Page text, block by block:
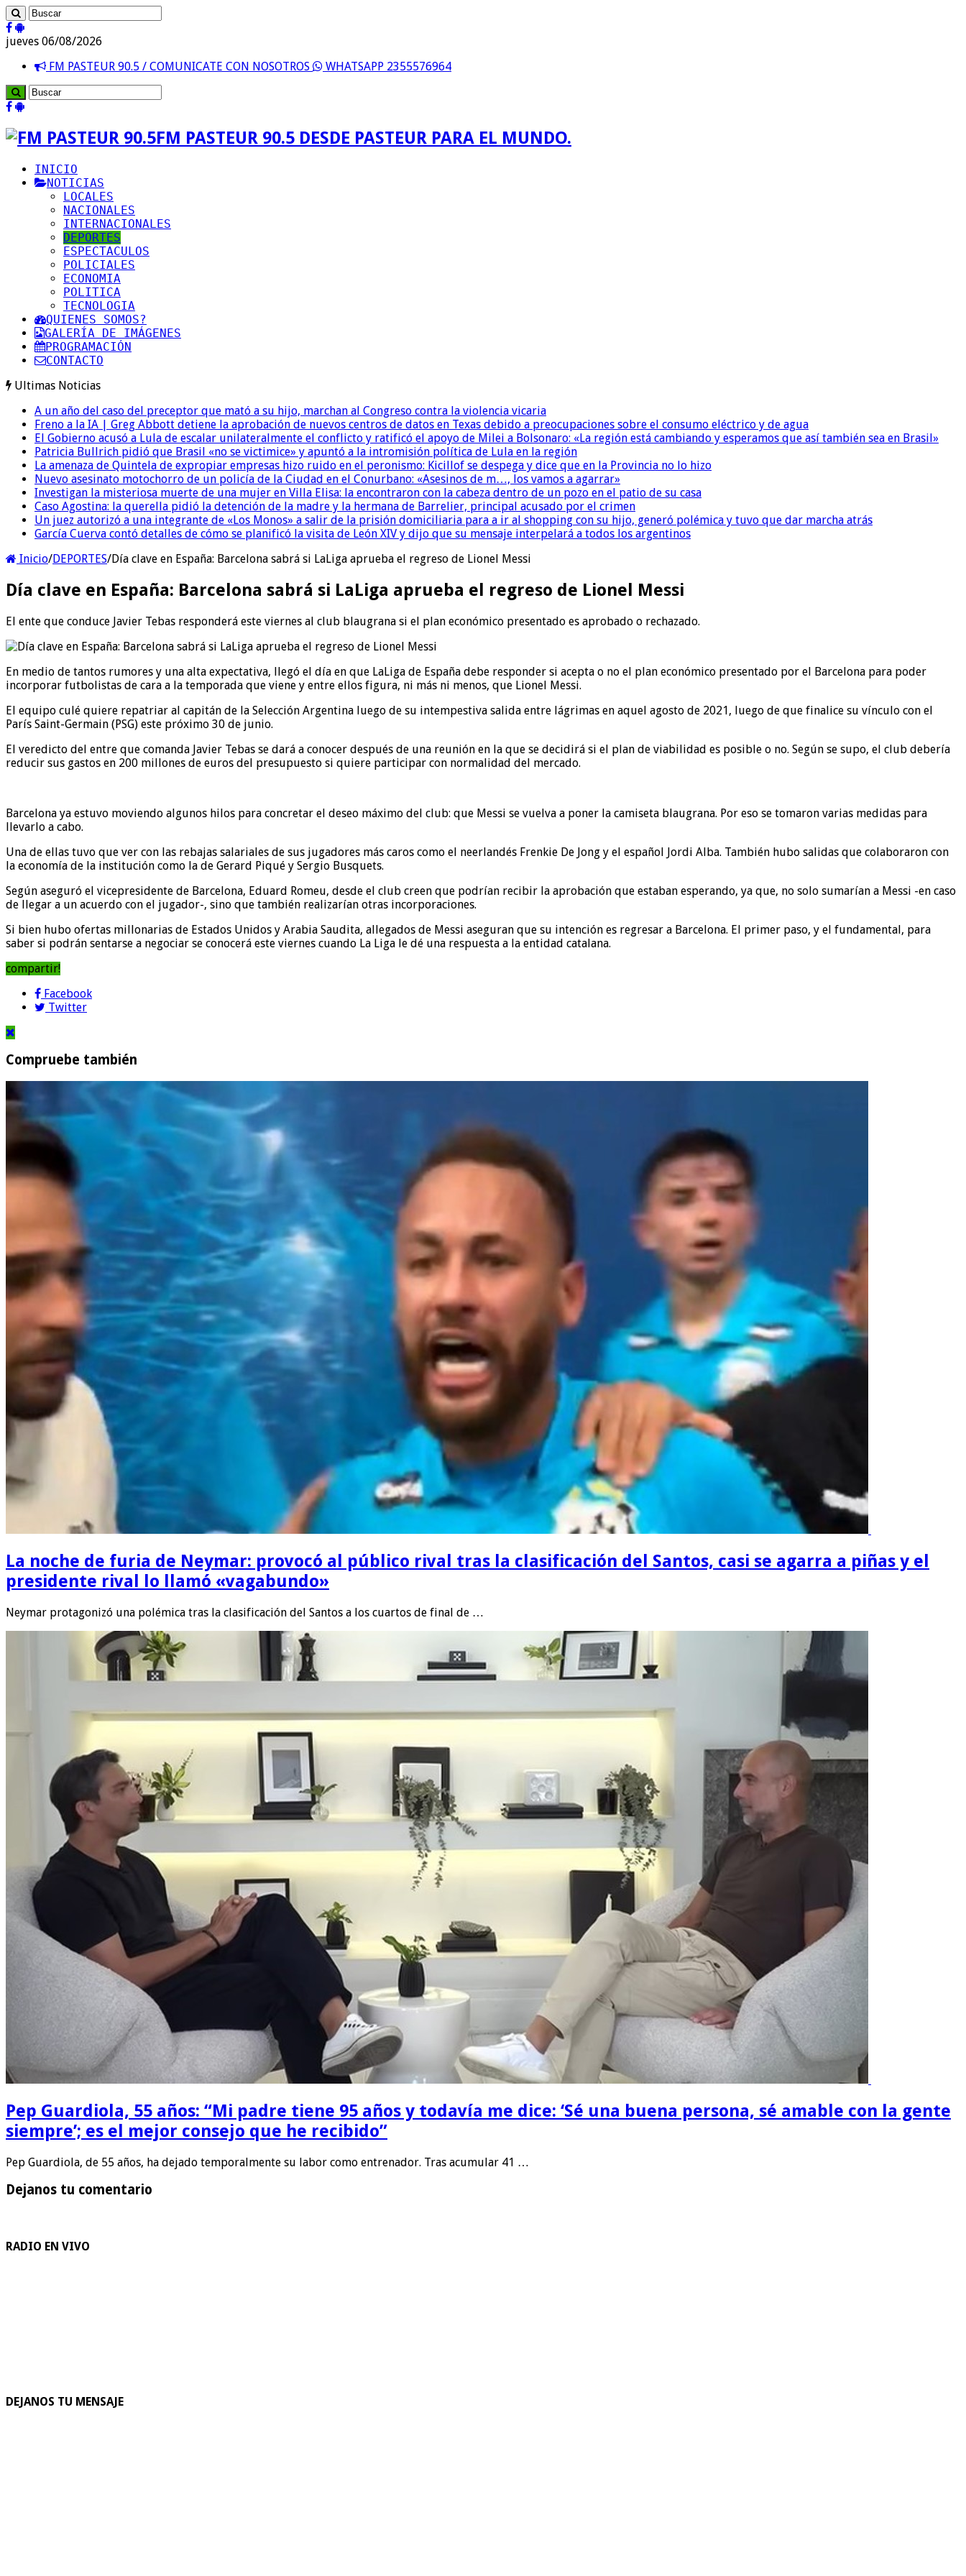
jueves 06/08/2026
FM PASTEUR 90.5 / COMUNICATE CON NOSOTROS
WHATSAPP 2355576964
FM PASTEUR 90.5 DESDE PASTEUR PARA EL MUNDO.
INICIO
NOTICIAS
LOCALES
NACIONALES
INTERNACIONALES
DEPORTES
ESPECTACULOS
POLICIALES
ECONOMIA
POLITICA
TECNOLOGIA
QUIENES SOMOS?
GALERÍA DE IMÁGENES
PROGRAMACIÓN
CONTACTO
Ultimas Noticias
A un año del caso del preceptor que mató a su hijo, marchan al Congreso contra la violencia vicaria
Freno a la IA | Greg Abbott detiene la aprobación de nuevos centros de datos en Texas debido a preocupaciones sobre el consumo eléctrico y de agua
El Gobierno acusó a Lula de escalar unilateralmente el conflicto y ratificó el apoyo de Milei a Bolsonaro: «La región está cambiando y esperamos que así también sea en Brasil»
Patricia Bullrich pidió que Brasil «no se victimice» y apuntó a la intromisión política de Lula en la región
La amenaza de Quintela de expropiar empresas hizo ruido en el peronismo: Kicillof se despega y dice que en la Provincia no lo hizo
Nuevo asesinato motochorro de un policía de la Ciudad en el Conurbano: «Asesinos de m…, los vamos a agarrar»
Investigan la misteriosa muerte de una mujer en Villa Elisa: la encontraron con la cabeza dentro de un pozo en el patio de su casa
Caso Agostina: la querella pidió la detención de la madre y la hermana de Barrelier, principal acusado por el crimen
Un juez autorizó a una integrante de «Los Monos» a salir de la prisión domiciliaria para a ir al shopping con su hijo, generó polémica y tuvo que dar marcha atrás
García Cuerva contó detalles de cómo se planificó la visita de León XIV y dijo que su mensaje interpelará a todos los argentinos
Inicio/DEPORTES/Día clave en España: Barcelona sabrá si LaLiga aprueba el regreso de Lionel Messi
Día clave en España: Barcelona sabrá si LaLiga aprueba el regreso de Lionel Messi
El ente que conduce Javier Tebas responderá este viernes al club blaugrana si el plan económico presentado es aprobado o rechazado.
En medio de tantos rumores y una alta expectativa, llegó el día en que LaLiga de España debe responder si acepta o no el plan económico presentado por el Barcelona para poder
incorporar futbolistas de cara a la temporada que viene y entre ellos figura, ni más ni menos, que Lionel Messi.
El equipo culé quiere repatriar al capitán de la Selección Argentina luego de su intempestiva salida entre lágrimas en aquel agosto de 2021, luego de que finalice su vínculo con el
París Saint-Germain (PSG) este próximo 30 de junio.
El veredicto del entre que comanda Javier Tebas se dará a conocer después de una reunión en la que se decidirá si el plan de viabilidad es posible o no. Según se supo, el club debería
reducir sus gastos en 200 millones de euros del presupuesto si quiere participar con normalidad del mercado.
Barcelona ya estuvo moviendo algunos hilos para concretar el deseo máximo del club: que Messi se vuelva a poner la camiseta blaugrana. Por eso se tomaron varias medidas para
llevarlo a cabo.
Una de ellas tuvo que ver con las rebajas salariales de sus jugadores más caros como el neerlandés Frenkie De Jong y el español Jordi Alba. También hubo salidas que colaboraron con
la economía de la institución como la de Gerard Piqué y Sergio Busquets.
Según aseguró el vicepresidente de Barcelona, Eduard Romeu, desde el club creen que podrían recibir la aprobación que estaban esperando, ya que, no solo sumarían a Messi -en caso
de llegar a un acuerdo con el jugador-, sino que también realizarían otras incorporaciones.
Si bien hubo ofertas millonarias de Estados Unidos y Arabia Saudita, allegados de Messi aseguran que su intención es regresar a Barcelona. El primer paso, y el fundamental, para
saber si podrán sentarse a negociar se conocerá este viernes cuando La Liga le dé una respuesta a la entidad catalana.
compartir!
Facebook
Twitter
Compruebe también
La noche de furia de Neymar: provocó al público rival tras la clasificación del Santos, casi se agarra a piñas y el
presidente rival lo llamó «vagabundo»
Neymar protagonizó una polémica tras la clasificación del Santos a los cuartos de final de …
Pep Guardiola, 55 años: “Mi padre tiene 95 años y todavía me dice: ‘Sé una buena persona, sé amable con la gente
siempre’; es el mejor consejo que he recibido”
Pep Guardiola, de 55 años, ha dejado temporalmente su labor como entrenador. Tras acumular 41 …
Dejanos tu comentario
RADIO EN VIVO
DEJANOS TU MENSAJE